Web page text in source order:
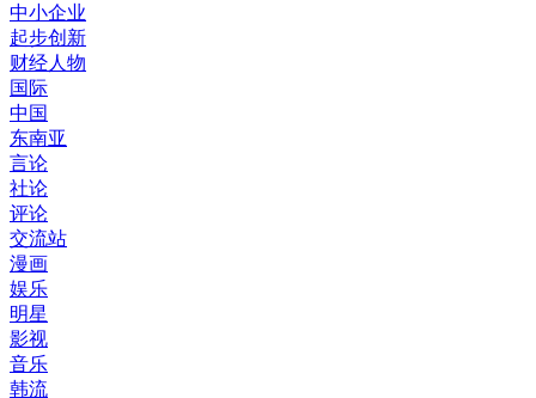
中小企业
起步创新
财经人物
国际
中国
东南亚
言论
社论
评论
交流站
漫画
娱乐
明星
影视
音乐
韩流